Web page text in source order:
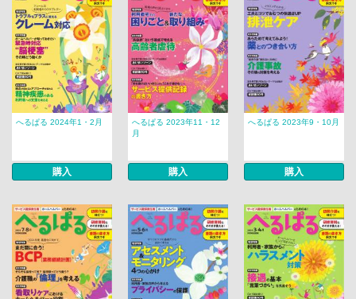
へるぱる 2024年1・2月
購入
へるぱる 2023年11・12
月
購入
へるぱる 2023年9・10月
購入